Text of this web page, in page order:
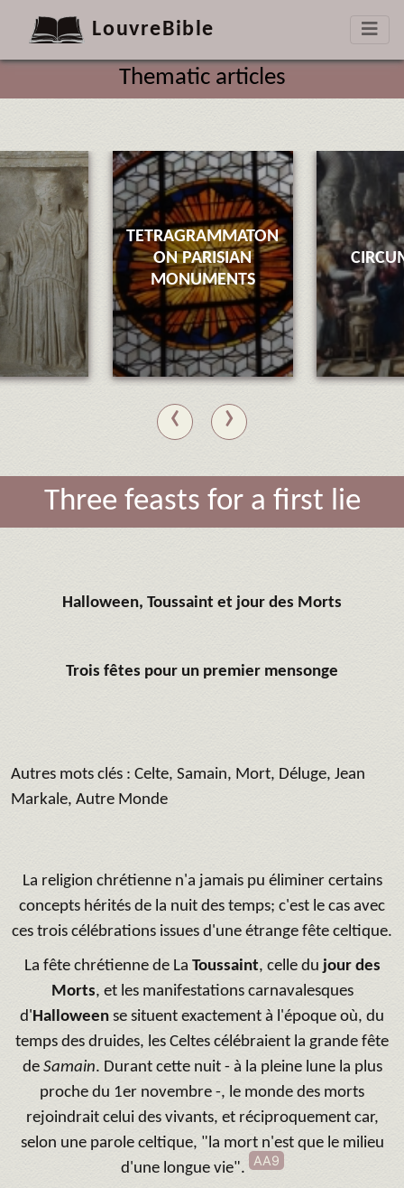
LouvreBible
Thematic articles
TETRAGRAMMATON
ON PARISIAN
MONUMENTS
‹ ›
Three feasts for a first lie
Halloween, Toussaint et jour des Morts
Trois fêtes pour un premier mensonge
Autres mots clés : Celte, Samain, Mort, Déluge, Jean
Markale, Autre Monde
La religion chrétienne n'a jamais pu éliminer certains
concepts hérités de la nuit des temps; c'est le cas avec
ces trois célébrations issues d'une étrange fête celtique.
La fête chrétienne de La Toussaint, celle du jour des
Morts, et les manifestations carnavalesques
d'Halloween se situent exactement à l'époque où, du
temps des druides, les Celtes célébraient la grande fête
de Samain. Durant cette nuit - à la pleine lune la plus
proche du 1er novembre -, le monde des morts
rejoindrait celui des vivants, et réciproquement car,
selon une parole celtique, "la mort n'est que le milieu
d'une longue vie".
AA9